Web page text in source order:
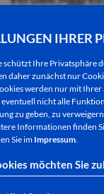
IHRER
schützt Ihre Privatsphäre
daher zunächst nur
werden nur mit
nicht alle
zu geben, zu
Informationen finden
Sie im Impressum.
möchten Sie
Attacken sind
gezwungen,
ihre Arbeit
Rettungskräfte
Maßnahmen
Fehlings
bewährt. Das